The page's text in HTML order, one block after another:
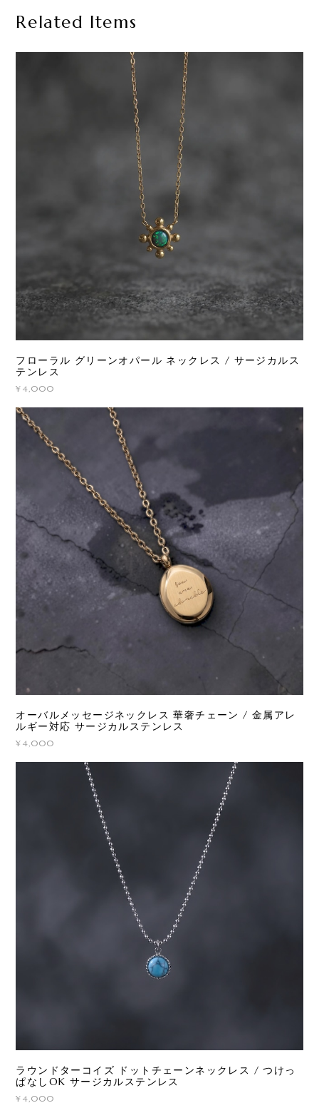
Related Items
フローラル グリーンオパール ネックレス / サージカルス
テンレス
¥4,000
オーバルメッセージネックレス 華奢チェーン / 金属アレ
ルギー対応 サージカルステンレス
¥4,000
ラウンドターコイズ ドットチェーンネックレス / つけっ
ぱなしOK サージカルステンレス
¥4,000